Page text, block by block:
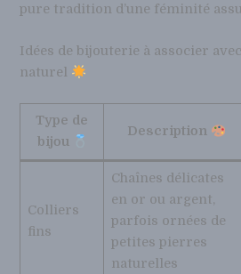
pure tradition d’une féminité
Idées de bijouterie à associer
naturel
Type de
bijou
Description
Colliers
fins
Chaînes délicates
en or ou argent,
parfois ornées de
petites pierres
naturelles